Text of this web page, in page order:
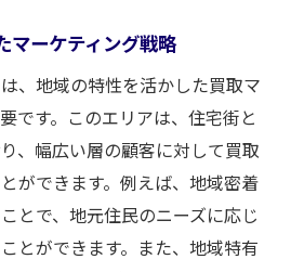
マーケティング戦略
、地域の特性を活かした買取マ
です。このエリアは、住宅街と
、幅広い層の顧客に対して買取
ができます。例えば、地域密着
とで、地元住民のニーズに応じ
とができます。また、地域特有